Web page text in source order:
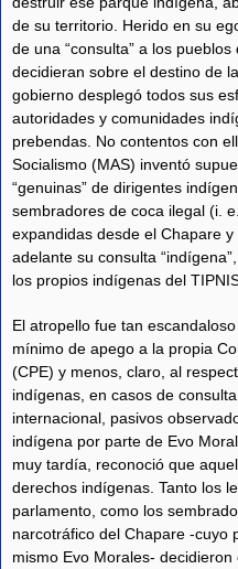
de su territorio. Herido en su
de una “consulta” a los
decidieran sobre el destino de
gobierno desplegó todos sus
autoridades y comunidades
prebendas. No contentos con
Socialismo (MAS) inventó
“genuinas” de dirigentes
sembradores de coca ilegal (i.
expandidas desde el Chapare
adelante su consulta
los propios indígenas del
El atropello fue tan
mínimo de apego a la propia
(CPE) y menos, claro, al
indígenas, en casos de
internacional, pasivos
indígena por parte de Evo
muy tardía, reconoció que
derechos indígenas. Tanto los
parlamento, como los
narcotráfico del Chapare -cuyo
mismo Evo Morales-